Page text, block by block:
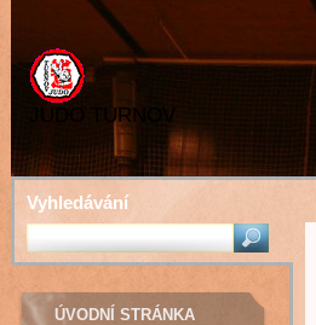
JUDO TURNOV
ÚVODNÍ STRÁNKA
Vyhledávání